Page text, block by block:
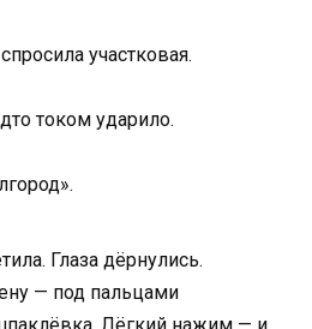
участковая.
током ударило.
Глаза дёрнулись.
— под пальцами